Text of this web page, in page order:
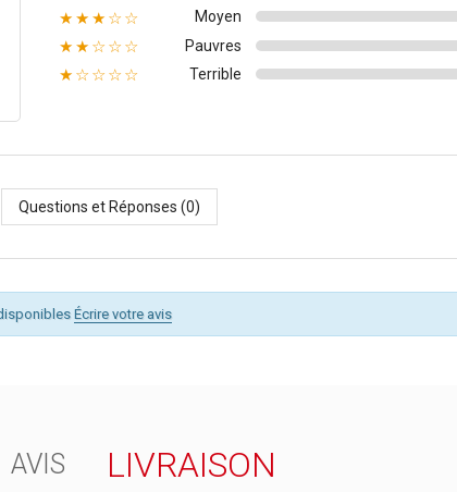
★★★☆☆ Moyen
★★☆☆☆ Pauvres
★☆☆☆☆ Terrible
Questions et Réponses (0)
Écrire votre avis
AVIS LIVRAISON